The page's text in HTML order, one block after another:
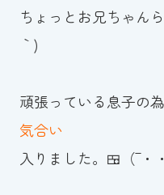
スイ
ちょっとお兄ちゃん
｀)
頑張っている息子の
気合い
入りました。🍱（‾・